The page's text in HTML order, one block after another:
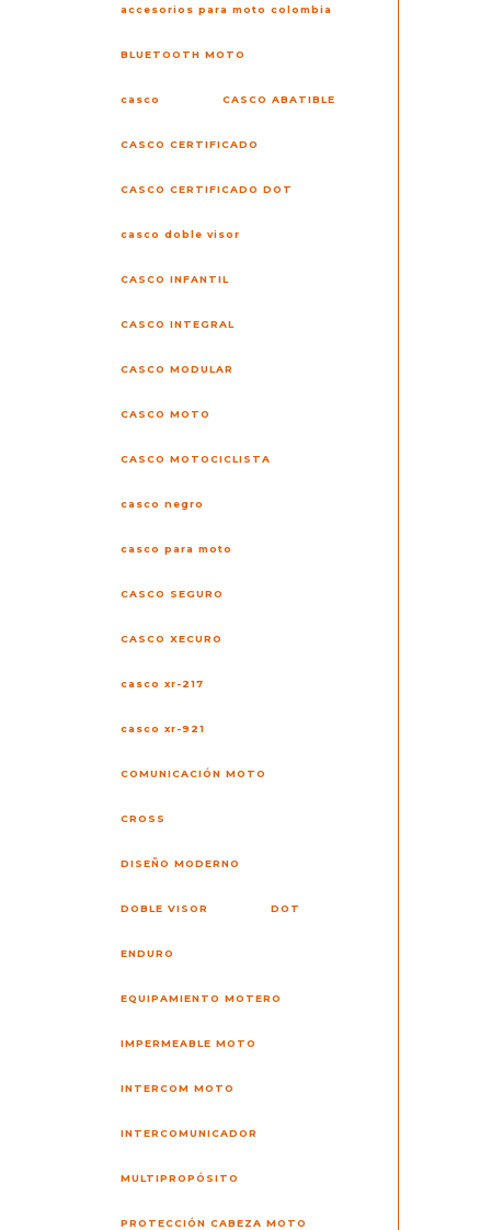
accesorios para moto colombia
BLUETOOTH MOTO
casco CASCO ABATIBLE
CASCO CERTIFICADO
CASCO CERTIFICADO DOT
casco doble visor
CASCO INFANTIL
CASCO INTEGRAL
CASCO MODULAR
CASCO MOTO
CASCO MOTOCICLISTA
casco negro
casco para moto
CASCO SEGURO
CASCO XECURO
casco xr-217
casco xr-921
COMUNICACIÓN MOTO
CROSS
DISEÑO MODERNO
DOBLE VISOR DOT
ENDURO
EQUIPAMIENTO MOTERO
IMPERMEABLE MOTO
INTERCOM MOTO
INTERCOMUNICADOR
MULTIPROPÓSITO
PROTECCIÓN CABEZA MOTO